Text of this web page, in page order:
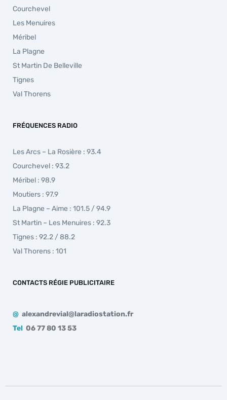
Courchevel
Les Menuires
Méribel
La Plagne
St Martin De Belleville
Tignes
Val Thorens
FRÉQUENCES RADIO
Les Arcs – La Rosière : 93.4
Courchevel : 93.2
Méribel : 98.9
Moutiers : 97.9
La Plagne – Aime : 101.5 / 94.9
St Martin – Les Menuires : 92.3
Tignes : 92.2 / 88.2
Val Thorens : 101
CONTACTS RÉGIE PUBLICITAIRE
@ alexandrevial@laradiostation.fr
Tel 06 77 80 13 53